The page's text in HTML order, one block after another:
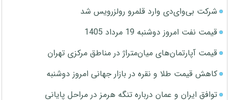
شرکت بی‌وای‌دی وارد قلمرو رولزرویس شد
قیمت نفت امروز دوشنبه 19 مرداد 1405
قیمت آپارتمان‌های میان‌متراژ در مناطق مرکزی تهران
کاهش قیمت طلا و نقره در بازار جهانی امروز دوشنبه
توافق ایران و عمان درباره تنگه هرمز در مراحل پایانی